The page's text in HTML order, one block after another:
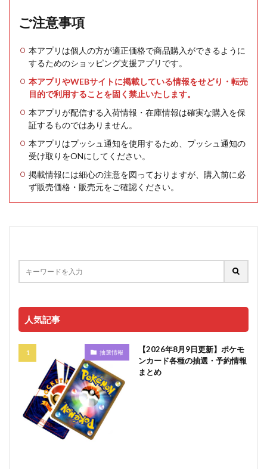
ご注意事項
本アプリは個人の方が適正価格で商品購入ができるように
するためのショッピング支援アプリです。
本アプリやWEBサイトに掲載している情報をせどり・転売
目的で利用することを固く禁止いたします。
本アプリが配信する入荷情報・在庫情報は確実な購入を保
証するものではありません。
本アプリはプッシュ通知を使用するため、プッシュ通知の
受け取りをONにしてください。
掲載情報には細心の注意を図っておりますが、購入前に必
ず販売価格・販売元をご確認ください。
人気記事
抽選情報
【2026年8月9日更新】ポケモ
ンカード各種の抽選・予約情報
まとめ